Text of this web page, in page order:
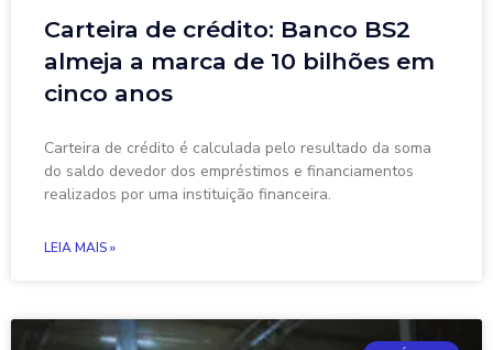
Carteira de crédito: Banco BS2
almeja a marca de 10 bilhões em
cinco anos
Carteira de crédito é calculada pelo resultado da soma
do saldo devedor dos empréstimos e financiamentos
realizados por uma instituição financeira.
LEIA MAIS »